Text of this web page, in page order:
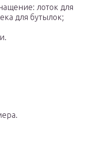
лоток для
для бутылок;